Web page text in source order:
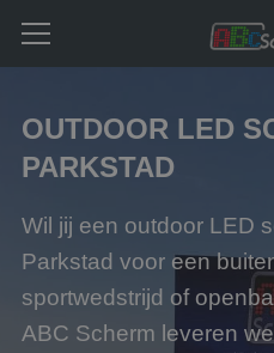
OUTDOOR LED
PARKSTAD
Wil jij een outdoor LED
Parkstad voor een
sportwedstrijd of
ABC Scherm leveren